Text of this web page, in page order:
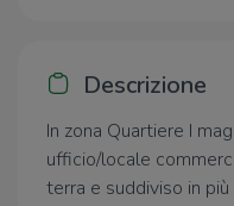
Descrizione
In zona Quartiere I
ufficio/locale
terra e suddiviso in